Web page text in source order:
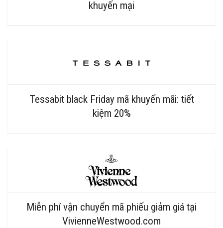
khuyến mại
Tessabit black Friday mã khuyến mãi: tiết
kiệm 20%
Miễn phí vận chuyển mã phiếu giảm giá tại
VivienneWestwood.com